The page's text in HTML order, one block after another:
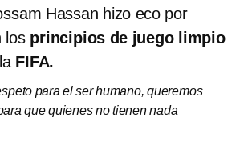
Hassan hizo eco por
los principios de juego limpio
FIFA.
para el ser humano, queremos
que quienes no tienen nada